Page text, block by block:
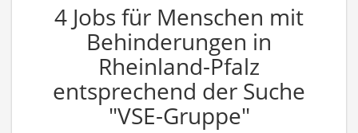
4 Jobs für Menschen mit
Behinderungen in
Rheinland-Pfalz
entsprechend der Suche
"VSE-Gruppe"